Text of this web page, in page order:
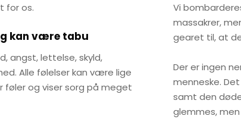
for os.
kan være tabu
angst, lettelse, skyld,
Alle følelser kan være lige
føler og viser sorg på meget
Vi
massakrer,
gearet til, at
Der er ingen
menneske.
samt den
glemmes,